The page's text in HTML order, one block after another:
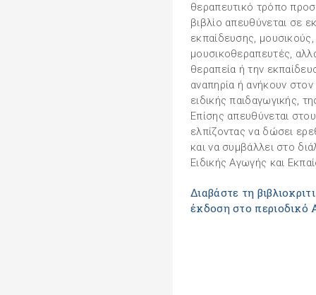
θεραπευτικό τρόπο
βιβλίο απευθύνεται σε
εκπαίδευσης,
μουσικοθεραπευτές,
θεραπεία ή την
αναπηρία ή ανήκουν
ειδικής παιδαγωγικής,
Επίσης απευθύνεται
ελπίζοντας να δώσει
και να συμβάλλει στο
Ειδικής Αγωγής και
Διαβάστε τη
έκδοση στο